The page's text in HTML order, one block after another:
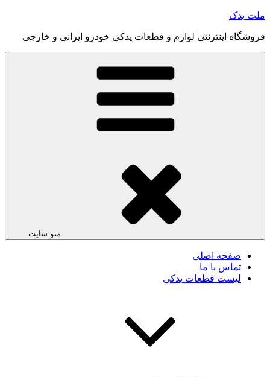
رفتن
محتوا
ملت یدک
فروشگاه اینترنتی لوازم و قطعات یدکی خودرو ایرانی و خارجی
منو سایت
صفحه اصلی
تماس با ما
لیست قطعات یدکی